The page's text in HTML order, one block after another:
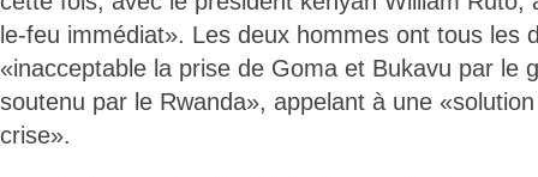
le-feu immédiat». Les deux hommes ont tous les
«inacceptable la prise de Goma et Bukavu par le
soutenu par le Rwanda», appelant à une
crise».